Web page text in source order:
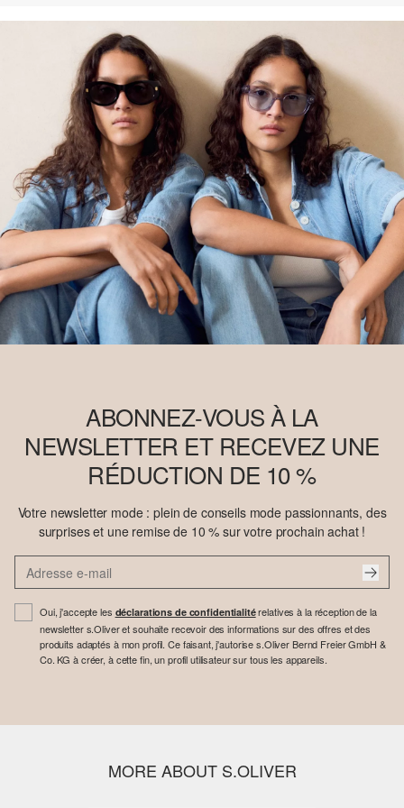
ABONNEZ-VOUS À LA
NEWSLETTER ET RECEVEZ UNE
RÉDUCTION DE 10 %
Votre newsletter mode : plein de conseils mode passionnants, des
surprises et une remise de 10 % sur votre prochain achat !
Oui, j'accepte les déclarations de confidentialitérelatives à la réception de la
newsletter s.Oliver et souhaite recevoir des informations sur des offres et des
produits adaptés à mon profil. Ce faisant, j'autorise s.Oliver Bernd Freier GmbH &
Co. KG à créer, à cette fin, un profil utilisateur sur tous les appareils.
MORE ABOUT S.OLIVER